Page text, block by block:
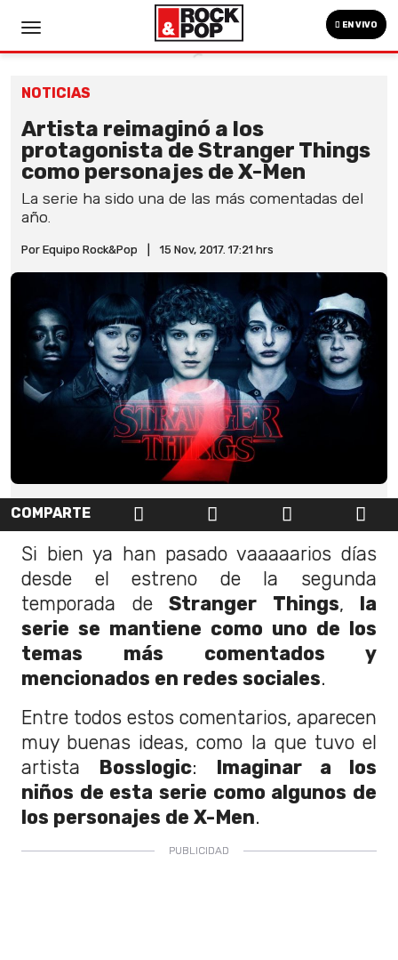
EN VIVO
NOTICIAS
Artista reimaginó a los
protagonista de Stranger Things
como personajes de X-Men
La serie ha sido una de las más comentadas del
año.
Por Equipo Rock&Pop 15 Nov, 2017. 17:21 hrs
COMPARTE
Si bien ya han pasado vaaaaarios días
desde el estreno de la segunda
temporada de Stranger Things, la
serie se mantiene como uno de los
temas más comentados y
mencionados en redes sociales.
Entre todos estos comentarios, aparecen
muy buenas ideas, como la que tuvo el
artista Bosslogic: Imaginar a los
niños de esta serie como algunos de
los personajes de X-Men.